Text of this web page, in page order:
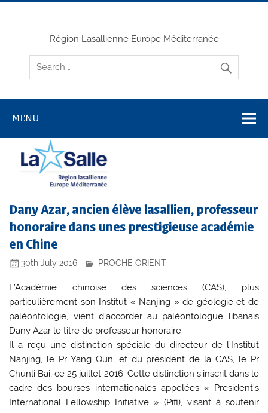
Skip
Région Lasallienne Europe Méditerranée
MENU
Dany Azar, ancien élève lasallien, professeur
honoraire dans unes prestigieuse académie
en Chine
30th July 2016 PROCHE ORIENT
L’Académie chinoise des sciences (CAS), plus
particulièrement son Institut « Nanjing » de géologie et de
paléontologie, vient d’accorder au paléontologue libanais
Dany Azar le titre de professeur honoraire.
Il a reçu une distinction spéciale du directeur de l’Institut
Nanjing, le Pr Yang Qun, et du président de la CAS, le Pr
Chunli Bai, ce 25 juillet 2016. Cette distinction s’inscrit dans le
cadre des bourses internationales appelées « President’s
International Fellowship Initiative » (Pifi), visant à soutenir